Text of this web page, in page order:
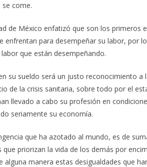
come.
de México enfatizó que son los primeros
enfrentan para desempeñar su labor, por
que están desempeñando.
su sueldo será un justo reconocimiento a
de la crisis sanitaria, sobre todo por el
llevado a cabo su profesión en
seriamente su economía.
que ha azotado al mundo, es de
priorizan la vida de los demás por
alguna manera estas desigualdades que